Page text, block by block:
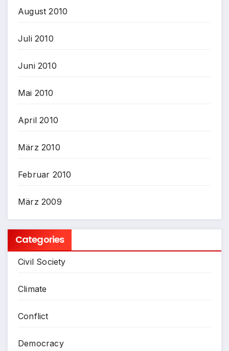
August 2010
Juli 2010
Juni 2010
Mai 2010
April 2010
März 2010
Februar 2010
März 2009
Categories
Civil Society
Climate
Conflict
Democracy